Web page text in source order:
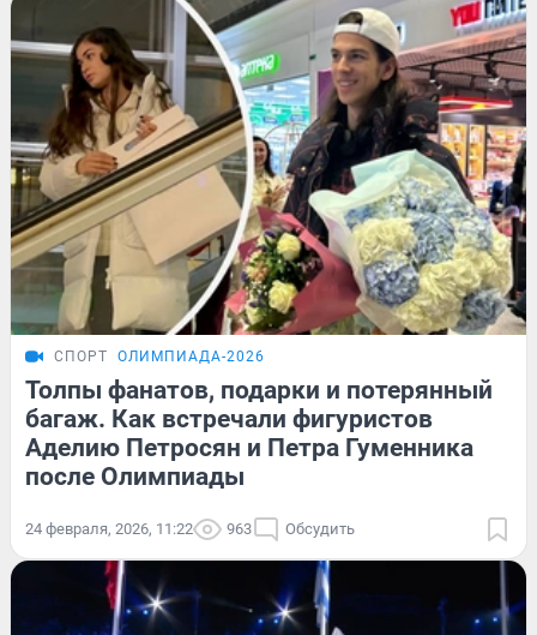
СПОРТ ОЛИМПИАДА-2026
Толпы фанатов, подарки и потерянный
багаж. Как встречали фигуристов
Аделию Петросян и Петра Гуменника
после Олимпиады
24 февраля, 2026, 11:22 963 Обсудить